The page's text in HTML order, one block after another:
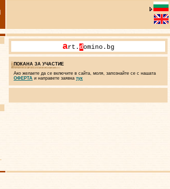
art. domino.bg
ПОКАНА ЗА УЧАСТИЕ
Ако желаете да се включите в сайта, моля, запознайте се с нашата
ОФЕРТА и направете заявка тук